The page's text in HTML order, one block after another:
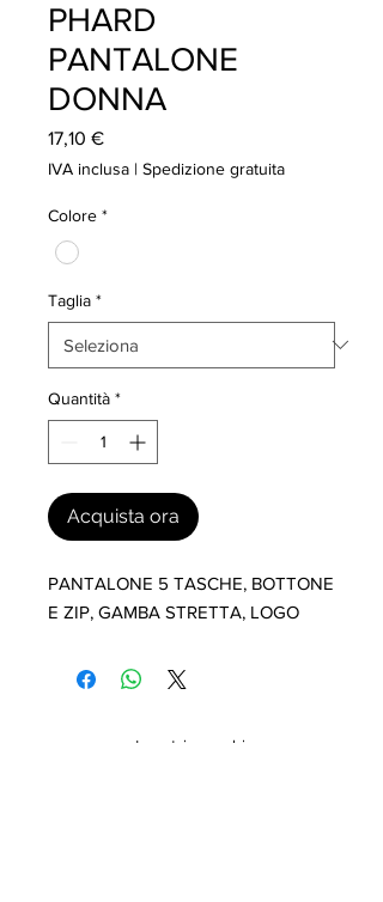
PHARD
PANTALONE
DONNA
17,10 €Prezzo
IVA inclusa | Spedizione gratuita
Colore *
Taglia *
Quantità *
Acquista ora
PANTALONE 5 TASCHE, BOTTONE
E ZIP, GAMBA STRETTA, LOGO
I nostri marchi